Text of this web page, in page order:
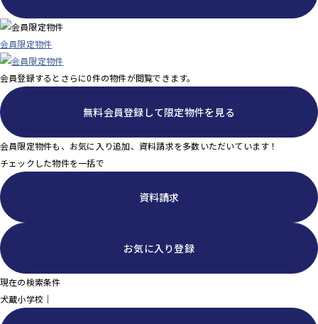
会員限定物件
会員登録するとさらに0件の物件が閲覧できます。
無料会員登録 して限定物件を見る
会員限定物件も、お気に入り追加、資料請求を多数いただいています！
チェックした物件を一括で
資料請求
お気に入り登録
現在の検索条件
犬蔵小学校｜